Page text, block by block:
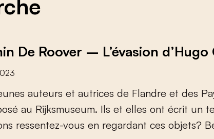
De Roover – L’évasion
unes auteurs et autrices de Flandre et des Pa
osé au Rijksmuseum. Ils et elles ont écrit un te
ns ressentez-vous en regardant ces objets? B